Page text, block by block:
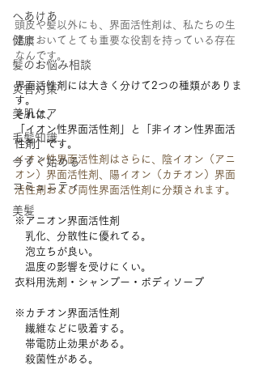
へあけあ
健康
髪のお悩み相談
災害対策
美肌ケア
毛髪知識
今すぐ始める
コミュニティ
美髪
頭皮や髪以外にも、界面活性剤は、私たちの生
活においてとても重要な役割を持っている存在
なんです。
界面活性剤には大きく分けて2つの種類がありま
す。
それは、
「イオン性界面活性剤」と「非イオン性界面活
性剤」です。
イオン性界面活性剤はさらに、陰イオン（アニ
オン）界面活性剤、陽イオン（カチオン）界面
活性剤および両性界面活性剤に分類されます。
※アニオン界面活性剤
乳化、分散性に優れてる。
泡立ちが良い。
温度の影響を受けにくい。
衣料用洗剤・シャンプー・ボディソープ
※カチオン界面活性剤
繊維などに吸着する。
帯電防止効果がある。
殺菌性がある。